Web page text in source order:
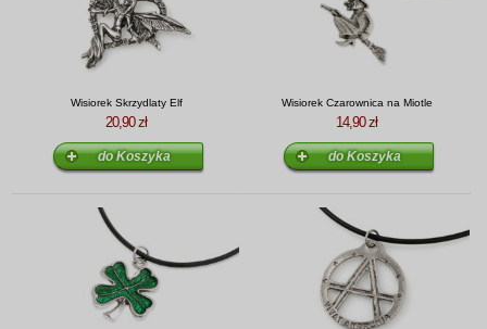
Wisiorek Skrzydlaty Elf
20,90 zł
Wisiorek Czarownica na Miotle
14,90 zł